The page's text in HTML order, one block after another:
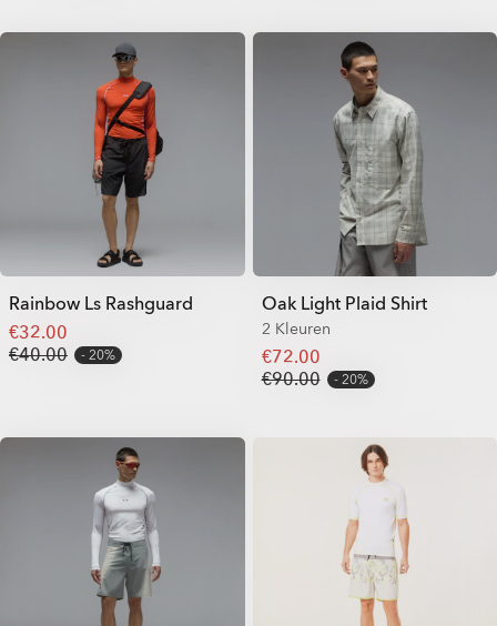
Rainbow Ls Rashguard
€32.00
€40.00
20%
Oak Light Plaid Shirt
2 Kleuren
€72.00
€90.00
20%